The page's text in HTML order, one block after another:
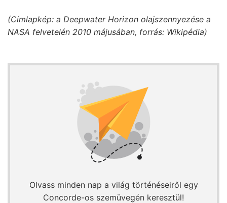
(Címlapkép: a Deepwater Horizon olajszennyezése a
NASA felvetelén 2010 májusában, forrás: Wikipédia)
Olvass minden nap a világ történéseiről egy
Concorde-os szemüvegén keresztül!